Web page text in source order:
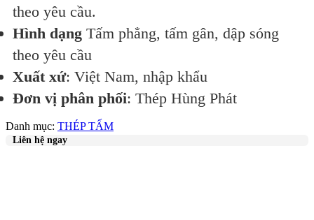
theo yêu cầu.
Hình dạng Tấm phẳng, tấm gân, dập sóng
theo yêu cầu
Xuất xứ: Việt Nam, nhập khẩu
Đơn vị phân phối: Thép Hùng Phát
Danh mục: THÉP TẤM
Liên hệ ngay